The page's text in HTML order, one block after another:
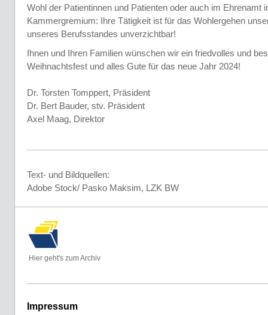
Wohl der Patientinnen und Patienten oder auch im Ehrenamt
Kammergremium: Ihre Tätigkeit ist für das Wohlergehen
unseres Berufsstandes unverzichtbar!
Ihnen und Ihren Familien wünschen wir ein friedvolles und
Weihnachtsfest und alles Gute für das neue Jahr 2024!
Dr. Torsten Tomppert, Präsident
Dr. Bert Bauder, stv. Präsident
Axel Maag, Direktor
Text- und Bildquellen:
Adobe Stock/ Pasko Maksim, LZK BW
Hier geht's zum Archiv
Impressum